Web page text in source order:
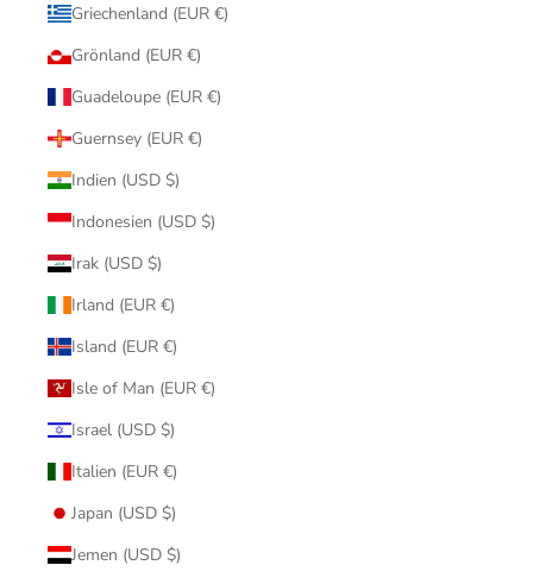
Griechenland (EUR €)
Grönland (EUR €)
Guadeloupe (EUR €)
Guernsey (EUR €)
Indien (USD $)
Indonesien (USD $)
Irak (USD $)
Irland (EUR €)
Island (EUR €)
Isle of Man (EUR €)
Israel (USD $)
Italien (EUR €)
Japan (USD $)
Jemen (USD $)